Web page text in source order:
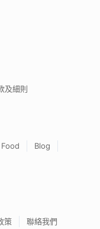
及細則
Food
Blog
策 聯絡我們